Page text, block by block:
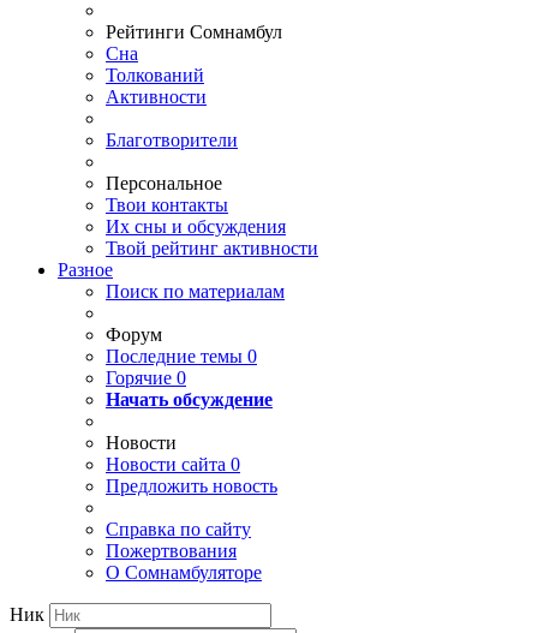
Рейтинги Сомнамбул
Сна
Толкований
Активности
Благотворители
Персональное
Твои контакты
Их сны и обсуждения
Твой рейтинг активности
Разное
Поиск по материалам
Форум
Последние темы 0
Горячие 0
Начать обсуждение
Новости
Новости сайта 0
Предложить новость
Справка по сайту
Пожертвования
О Сомнамбуляторе
Ник